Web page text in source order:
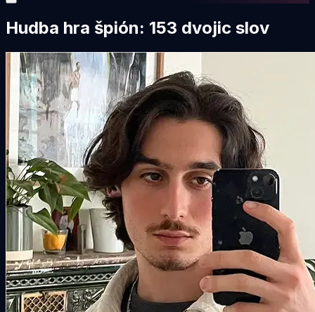
Hudba hra špión: 153 dvojic slov